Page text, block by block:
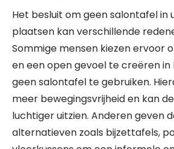
Het besluit om geen salontafel in
plaatsen kan verschillende
Sommige mensen kiezen ervoor
en een open gevoel te creëren in
geen salontafel te gebruiken.
meer bewegingsvrijheid en kan
luchtiger uitzien. Anderen geven
alternatieven zoals bijzettafels,